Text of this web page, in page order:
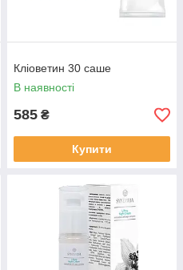
Кліоветин 30 саше
В наявності
585 ₴
Купити